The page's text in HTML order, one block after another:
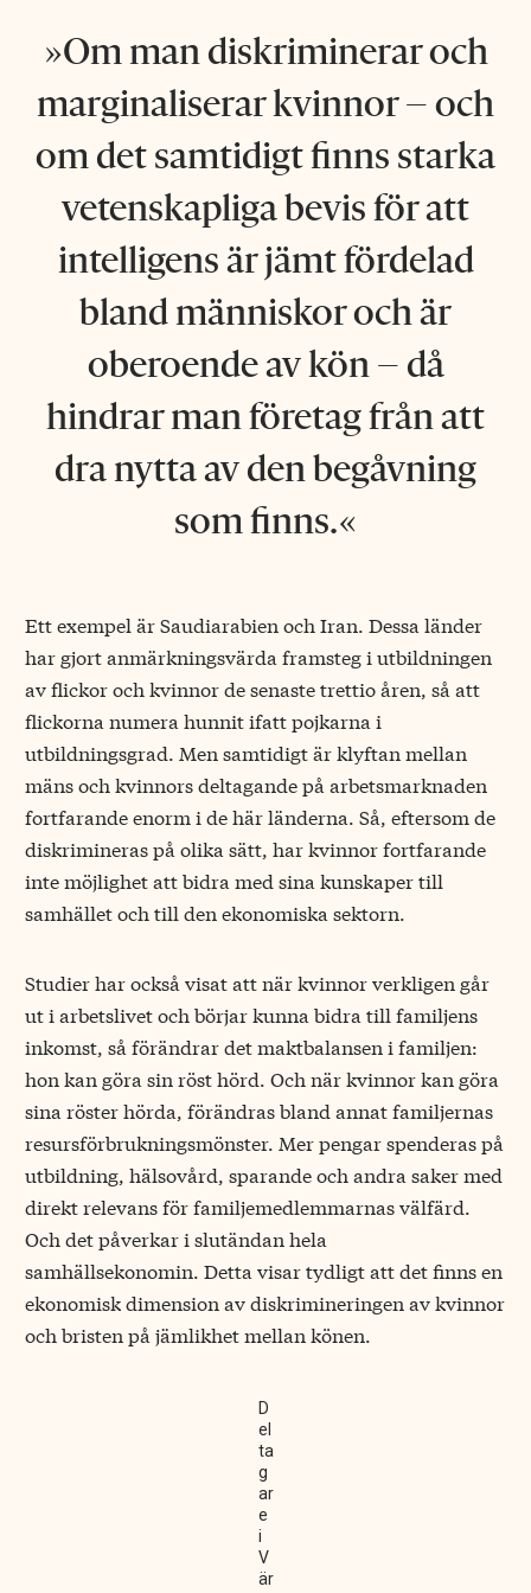
Om man diskriminerar och
marginaliserar kvinnor – och
om det samtidigt finns starka
vetenskapliga bevis för att
intelligens är jämt fördelad
bland människor och är
oberoende av kön – då
hindrar man företag från att
dra nytta av den begåvning
som finns.
Ett exempel är Saudiarabien och Iran. Dessa länder
har gjort anmärkningsvärda framsteg i utbildningen
av flickor och kvinnor de senaste trettio åren, så att
flickorna numera hunnit ifatt pojkarna i
utbildningsgrad. Men samtidigt är klyftan mellan
mäns och kvinnors deltagande på arbetsmarknaden
fortfarande enorm i de här länderna. Så, eftersom de
diskrimineras på olika sätt, har kvinnor fortfarande
inte möjlighet att bidra med sina kunskaper till
samhället och till den ekonomiska sektorn.
Studier har också visat att när kvinnor verkligen går
ut i arbetslivet och börjar kunna bidra till familjens
inkomst, så förändrar det maktbalansen i familjen:
hon kan göra sin röst hörd. Och när kvinnor kan göra
sina röster hörda, förändras bland annat familjernas
resursförbrukningsmönster. Mer pengar spenderas på
utbildning, hälsovård, sparande och andra saker med
direkt relevans för familjemedlemmarnas välfärd.
Och det påverkar i slutändan hela
samhällsekonomin. Detta visar tydligt att det finns en
ekonomisk dimension av diskrimineringen av kvinnor
och bristen på jämlikhet mellan könen.
D
el
ta
g
ar
e
i
V
är